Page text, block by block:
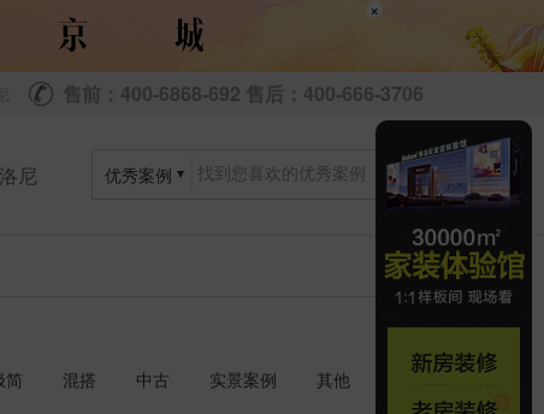
×
售前：400-6868-692 售后：400-666-3706
尼 优秀案例
简 混搭 中古 实景案例
其他